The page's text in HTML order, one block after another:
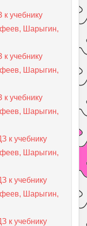
учебнику
Шарыгин,
учебнику
Шарыгин,
учебнику
Шарыгин,
к учебнику
Шарыгин,
к учебнику
Шарыгин,
к учебнику